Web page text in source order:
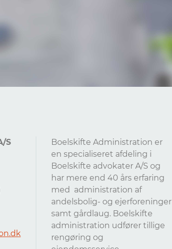
S
Boelskifte Administration er
en specialiseret afdeling i
Boelskifte advokater A/S og
har mere end 40 års erfaring
med administration af
andelsbolig- og ejerforeninger
samt gårdlaug. Boelskifte
administration udfører tillige
rengøring og